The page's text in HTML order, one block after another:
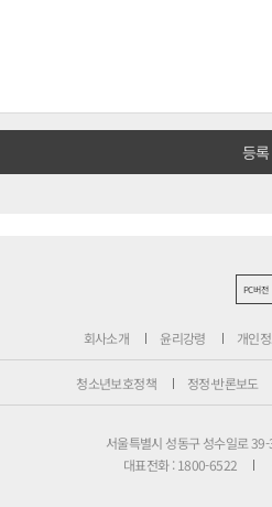
PC버전
회사소개 윤리강령 개인
청소년보호정책 정정·반론보도
서울특별시 성동구 성수일로
대표전화 : 1800-6522